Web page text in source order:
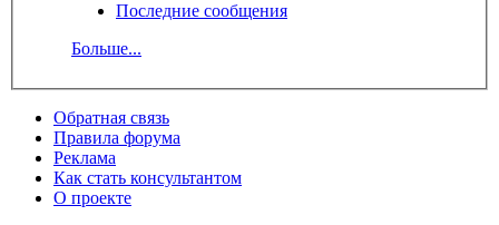
Последние сообщения
Больше...
Обратная связь
Правила форума
Реклама
Как стать консультантом
О проекте